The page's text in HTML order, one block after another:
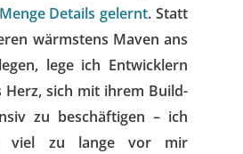
Details gelernt. Statt
wärmstens Maven ans
lege ich Entwicklern
Herz, sich mit ihrem Build-
zu beschäftigen – ich
viel zu lange vor mir